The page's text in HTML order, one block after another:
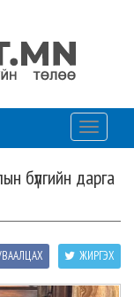
Toggle
бүлгийн дарга
ЖИРГЭХ